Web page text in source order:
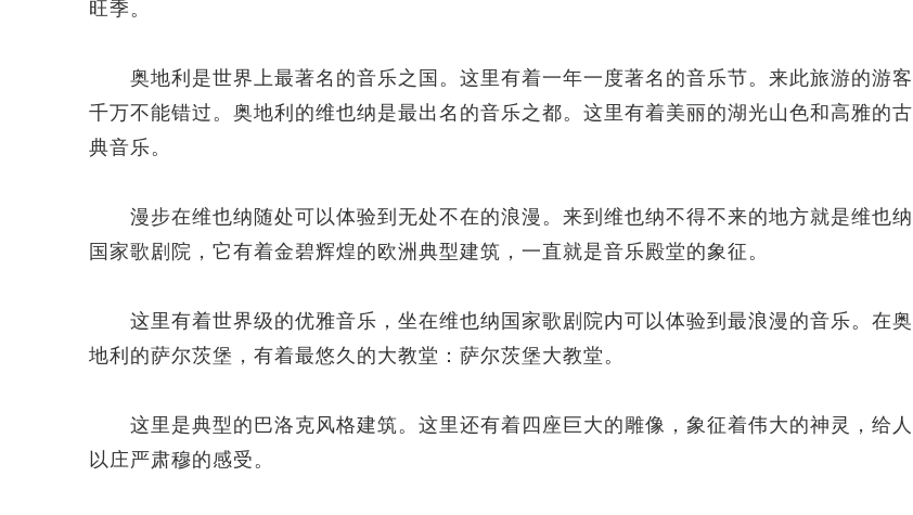
旺季。
奥地利是世界上最著名的音乐之国。这里有着一年一度著名的音乐节。来此旅游的游客
千万不能错过。奥地利的维也纳是最出名的音乐之都。这里有着美丽的湖光山色和高雅的古
典音乐。
漫步在维也纳随处可以体验到无处不在的浪漫。来到维也纳不得不来的地方就是维也纳
国家歌剧院，它有着金碧辉煌的欧洲典型建筑，一直就是音乐殿堂的象征。
这里有着世界级的优雅音乐，坐在维也纳国家歌剧院内可以体验到最浪漫的音乐。在奥
地利的萨尔茨堡，有着最悠久的大教堂：萨尔茨堡大教堂。
这里是典型的巴洛克风格建筑。这里还有着四座巨大的雕像，象征着伟大的神灵，给人
以庄严肃穆的感受。